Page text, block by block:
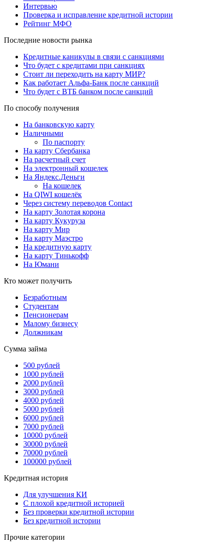
Интервью
Проверка и исправление кредитной истории
Рейтинг МФО
Последние новости рынка
Кредитные каникулы в связи с санкциями
Что будет с кредитами при санкциях
Стоит ли переходить на карту МИР?
Как работает Альфа-Банк после санкций
Что будет с ВТБ банком после санкций
По способу получения
На банковскую карту
Наличными
По паспорту
На карту Сбербанка
На расчетный счет
На электронный кошелек
На Яндекс.Деньги
На кошелек
На QIWI кошелёк
Через систему переводов Contact
На карту Золотая корона
На карту Кукуруза
На карту Мир
На карту Маэстро
На кредитную карту
На карту Тинькофф
На Юмани
Кто может получить
Безработным
Студентам
Пенсионерам
Малому бизнесу
Должникам
Сумма займа
500 рублей
1000 рублей
2000 рублей
3000 рублей
4000 рублей
5000 рублей
6000 рублей
7000 рублей
10000 рублей
30000 рублей
70000 рублей
100000 рублей
Кредитная история
Для улучшения КИ
С плохой кредитной историей
Без проверки кредитной истории
Без кредитной истории
Прочие категории